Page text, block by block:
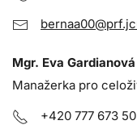
Mgr. Eva Gardianová
Manažerka pro
+420 777 673